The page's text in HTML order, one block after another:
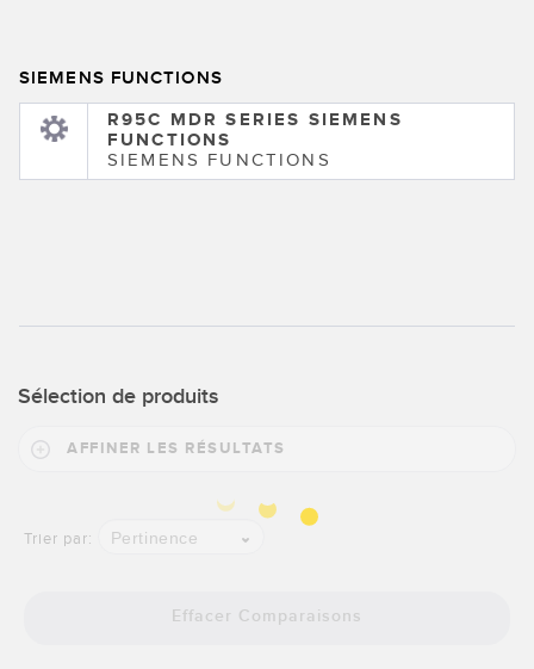
TECHNOLOGIE
Capteurs avec IO-Link
SIEMENS FUNCTIONS
R95C MDR SERIES SIEMENS
FUNCTIONS
SIEMENS FUNCTIONS
Sélection de produits
AFFINER LES RÉSULTATS
Trier par: Pertinence
Effacer Comparaisons